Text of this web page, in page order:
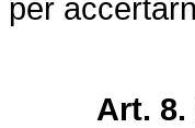
per
Art. 8.